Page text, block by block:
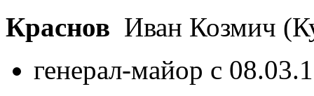
Краснов Иван Козмич
генерал-майор с